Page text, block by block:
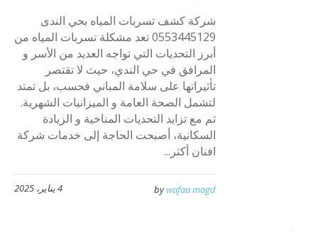
شركة كشف تسربات المياه بحي الندى
0553445129 تعد مشكلة تسربات المياه من
أبرز التحديات التي تواجه العديد من الأسر و
المرافق في حي الندي، حيث لا تقتصر
تأثيراتها على سلامة المباني فحسب، بل تمتد
لتشمل الصحة العامة و الميزانيات الشهرية.
ثم مع تزايد التحديات المناخية و الزيادة
السكانية، أصبحت الحاجة إلى خدمات شركة
افنان أكثر...
4 يناير، 2025 bywafaa magd